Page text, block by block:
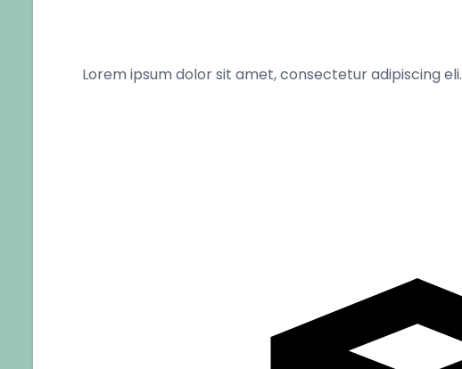
Lorem ipsum dolor sit amet, consectetur adipiscing eli.